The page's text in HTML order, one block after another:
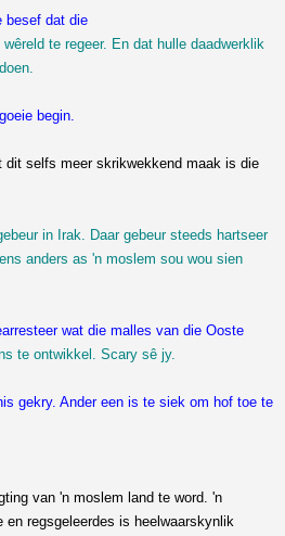
besef dat die
te regeer. En dat hulle daadwerklik
begin.
selfs meer skrikwekkend maak is die
in Irak. Daar gebeur steeds hartseer
anders as 'n moslem sou wou sien
wat die malles van die Ooste
te ontwikkel. Scary sê jy.
gekry. Ander een is te siek om hof toe te
van 'n moslem land te word. 'n
en regsgeleerdes is heelwaarskynlik